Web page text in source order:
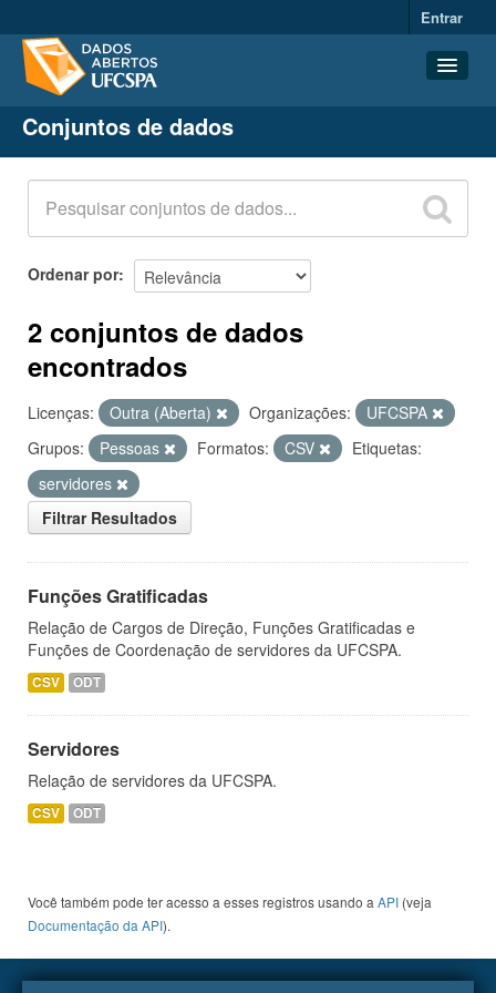
Entrar
Conjuntos de dados
Organizações
Grupos
Sobre
Conjuntos de dados
Ordenar por
2 conjuntos de dados
encontrados
Licenças: Outra (Aberta) Organizações:
UFCSPA
Grupos:
Pessoas Formatos: CSV
Etiquetas:
servidores
Filtrar Resultados
Funções Gratificadas
Relação de Cargos de Direção, Funções Gratificadas e
Funções de Coordenação de servidores da UFCSPA.
CSV ODT
Servidores
Relação de servidores da UFCSPA.
CSV ODT
Você também pode ter acesso a esses registros usando a API (veja
Documentação da API).